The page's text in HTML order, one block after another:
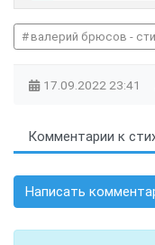
валерий брюсов -
17.09.2022 23:41
Комментарии к
Написать